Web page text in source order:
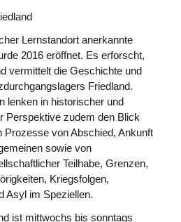
Lernstandort anerkannte
2016 eröffnet. Es erforscht,
vermittelt die Geschichte und
Friedland.
lenken in historischer und
Perspektive zudem den Blick
Prozesse von Abschied, Ankunft
sowie von
Teilhabe, Grenzen,
Kriegsfolgen,
Asyl im Speziellen.
ist mittwochs bis sonntags